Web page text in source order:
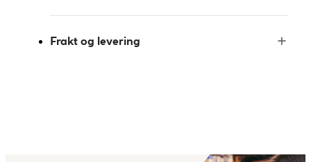
Frakt og levering